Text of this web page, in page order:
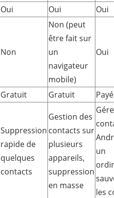
Oui Oui Oui
Non
Non (peut
être fait sur
un
navigateur
mobile)
Oui
Gratuit Gratuit Payé
Suppression
rapide de
quelques
contacts
Gestion des
contacts sur
plusieurs
appareils,
suppression
en masse
un
les